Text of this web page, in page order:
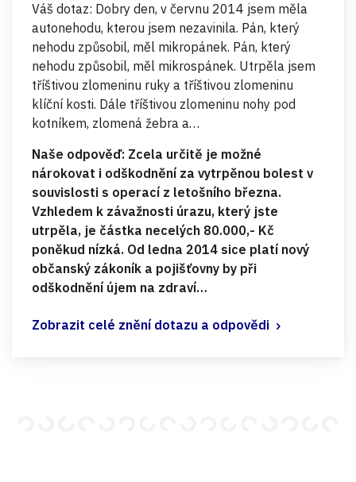
Váš dotaz: Dobry den, v červnu 2014 jsem měla
autonehodu, kterou jsem nezavinila. Pán, který
nehodu způsobil, měl mikropánek. Pán, který
nehodu způsobil, měl mikrospánek. Utrpěla jsem
tříštivou zlomeninu ruky a tříštivou zlomeninu
klíční kosti. Dále tříštivou zlomeninu nohy pod
kotníkem, zlomená žebra a…
Naše odpověď: Zcela určitě je možné
nárokovat i odškodnění za vytrpěnou bolest v
souvislosti s operací z letošního března.
Vzhledem k závažnosti úrazu, který jste
utrpěla, je částka necelých 80.000,- Kč
poněkud nízká. Od ledna 2014 sice platí nový
občanský zákoník a pojišťovny by při
odškodnění újem na zdraví…
Zobrazit celé znění dotazu a odpovědi